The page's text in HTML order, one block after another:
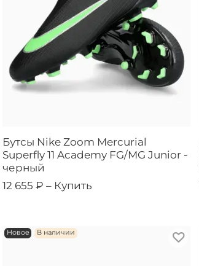
Бутсы Nike Zoom Mercurial
Superfly 11 Academy FG/MG Junior -
черный
12 655 ₽ – Купить
Новое В наличии